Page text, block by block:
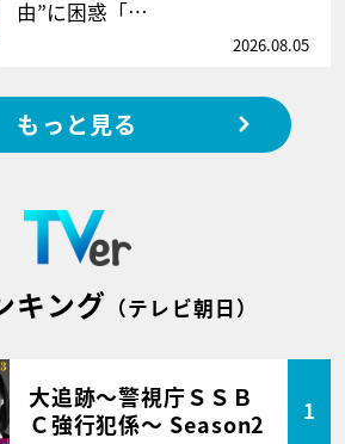
由”に困惑「…
2026.08.05
もっと見る
キング （テレビ朝日）
大追跡～警視庁ＳＳＢ
Ｃ強行犯係～ Season2
1